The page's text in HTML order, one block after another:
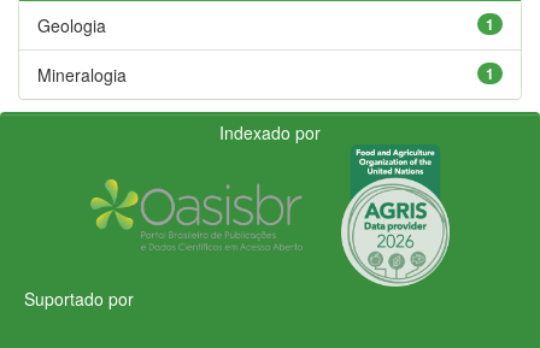
1
Geologia
1
Mineralogia
Indexado por
Suportado por